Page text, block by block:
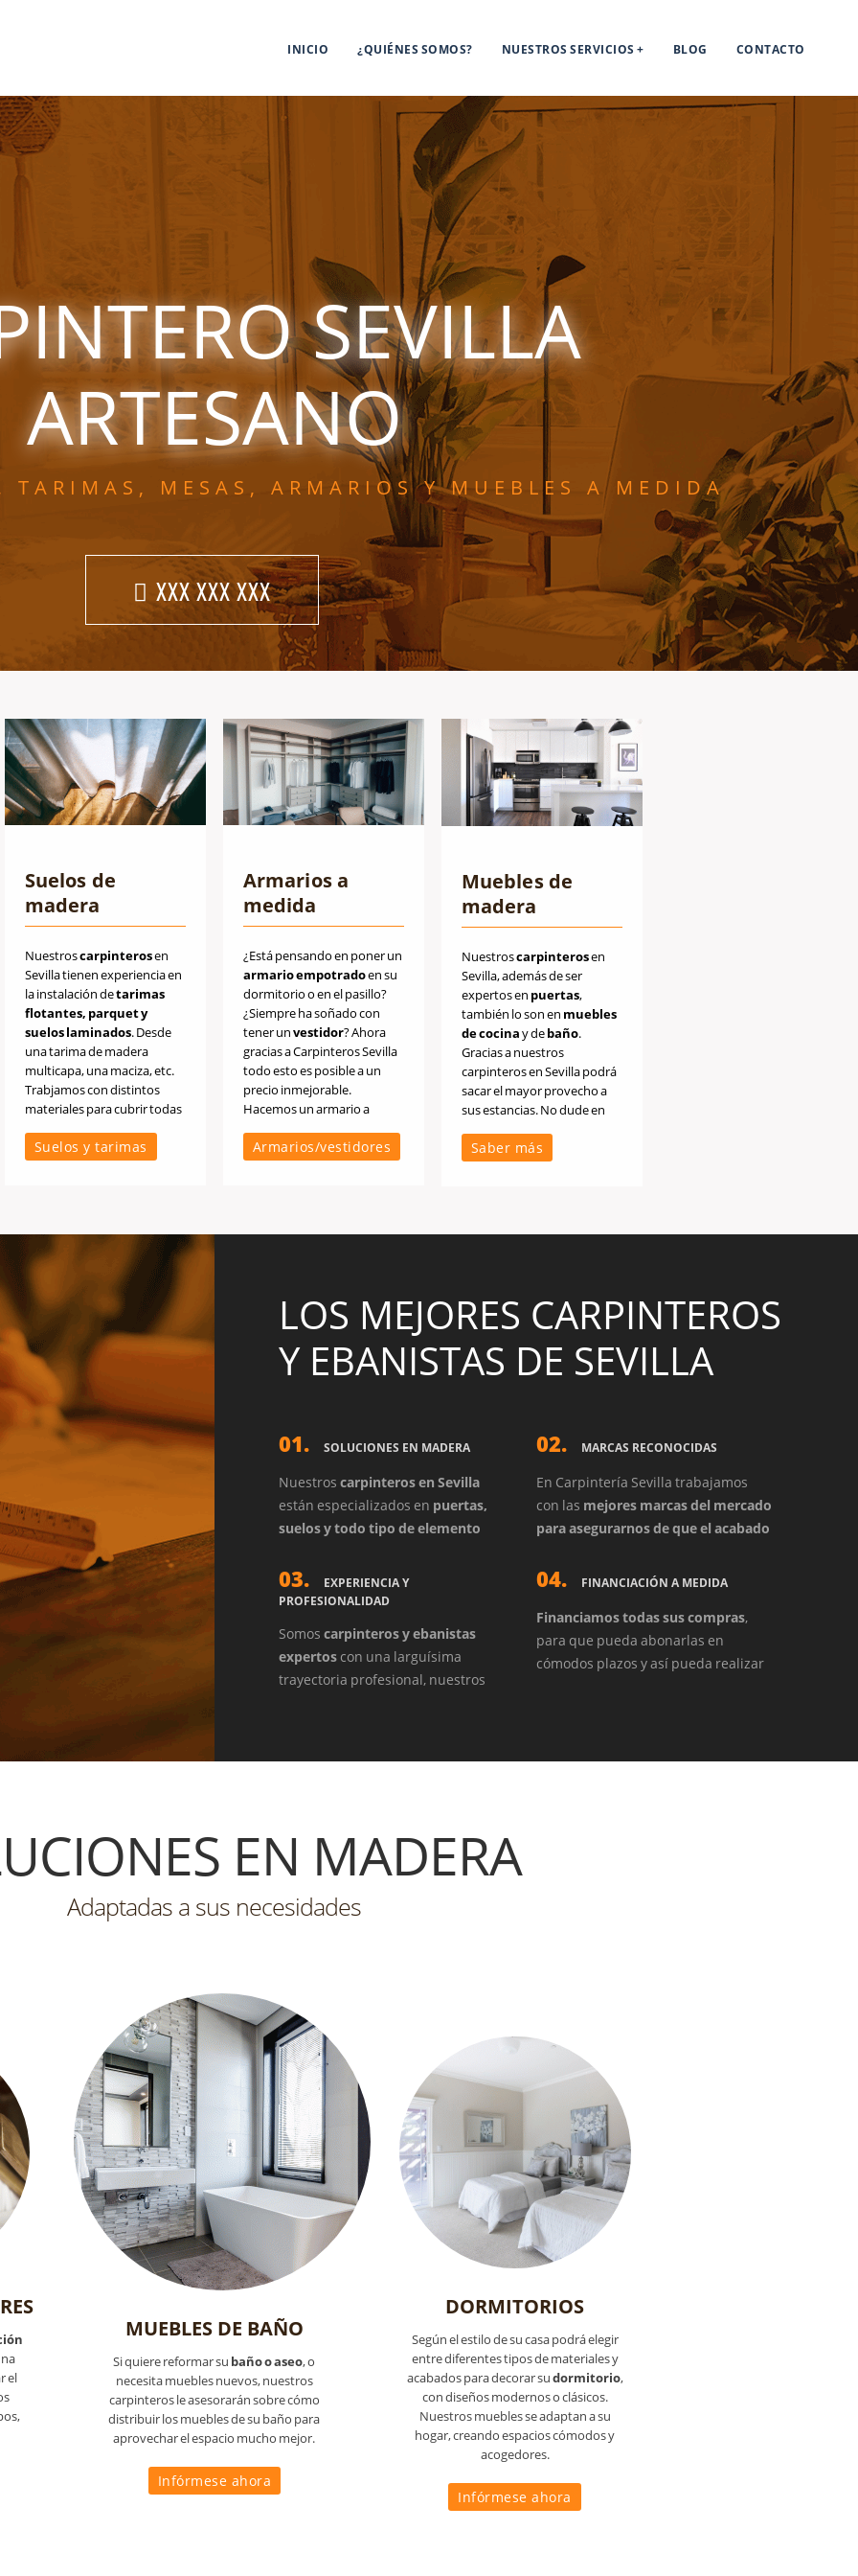
INICIO ¿QUIÉNES SOMOS? NUESTROS SERVICIOS BLOG CONTACTO
SEVILLA
ARTESANO
TARIMAS, MESAS, ARMARIOS Y MUEBLES A MEDIDA
XXX XXX XXX
Suelos de
madera
Nuestroscarpinterosen
Sevilla tienen experiencia en
la instalación detarimas
flotantes, parquet y
suelos laminados. Desde
una tarima de madera
multicapa, una maciza, etc.
Trabjamos con distintos
materiales para cubrir todas
una acabado perfecto.
Suelos y tarimas
Armarios a
medida
¿Está pensando en poner un
armarioempotradoen su
dormitorio o en el pasillo?
¿Siempre ha soñado con
tener unvestidor? Ahora
gracias a Carpinteros Sevilla
todo esto es posible a un
precio inmejorable.
Hacemos un armario a
necesidades.
Armarios/vestidores
Muebles de
madera
Nuestroscarpinterosen
Sevilla, además de ser
expertos en puertas,
también lo son en muebles
decocinay debaño.
Gracias a nuestros
carpinteros en Sevilla podrá
sacar el mayor provecho a
sus estancias. No dude en
nuestros carpinteros en
Sevilla
Saber más
LOS MEJORES CARPINTEROS
Y EBANISTAS DE SEVILLA
01. SOLUCIONES EN MADERA
Nuestroscarpinteros en Sevilla
están especializados en puertas,
suelos y todo tipo de elemento
madera. No dude en consultarnos.
02. MARCAS RECONOCIDAS
En Carpintería Sevilla trabajamos
con las mejores marcas del mercado
para asegurarnos de que el acabado
y difrute de nuestro servicio..
03.
EXPERIENCIA Y
PROFESIONALIDAD
Somoscarpinteros y ebanistas
expertos con una larguísima
trayectoria profesional, nuestros
04. FINANCIACIÓN A MEDIDA
Financiamos todas sus compras,
para que pueda abonarlas en
cómodos plazos y así pueda realizar
EN MADERA
Adaptadas a sus necesidades
el
MUEBLES DE BAÑO
Si quiere reformar su baño o aseo, o
necesita muebles nuevos, nuestros
carpinteros le asesorarán sobre cómo
distribuir los muebles de su baño para
aprovechar el espacio mucho mejor.
Infórmese ahora
DORMITORIOS
Según el estilo de su casa podrá elegir
entre diferentes tipos de materiales y
acabados para decorar sudormitorio,
con diseños modernos o clásicos.
Nuestros muebles se adaptan a su
hogar, creando espacios cómodos y
acogedores.
Infórmese ahora